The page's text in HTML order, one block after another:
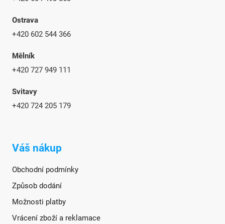
Ostrava
+420 602 544 366
Mělník
+420 727 949 111
Svitavy
+420 724 205 179
Váš nákup
Obchodní podmínky
Způsob dodání
Možnosti platby
Vrácení zboží a reklamace